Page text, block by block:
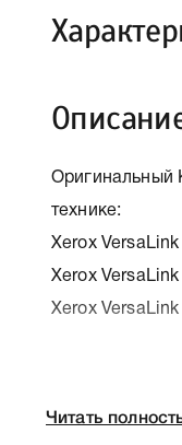
Оригинальный
технике:
Xerox
Xerox
Xerox VersaLink
Читать